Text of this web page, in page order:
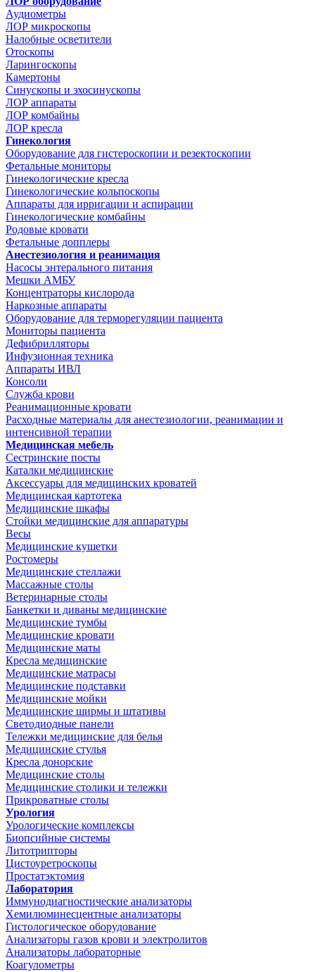
Аудиометры
ЛОР микроскопы
Налобные осветители
Отоскопы
Ларингоскопы
Камертоны
Синускопы и эхосинускопы
ЛОР аппараты
ЛОР комбайны
ЛОР кресла
Гинекология
Оборудование для гистероскопии и резектоскопии
Фетальные мониторы
Гинекологические кресла
Гинекологические кольпоскопы
Аппараты для ирригации и аспирации
Гинекологические комбайны
Родовые кровати
Фетальные допплеры
Анестезиология и реанимация
Насосы энтерального питания
Мешки АМБУ
Концентраторы кислорода
Наркозные аппараты
Оборудование для терморегуляции пациента
Мониторы пациента
Дефибрилляторы
Инфузионная техника
Аппараты ИВЛ
Консоли
Служба крови
Реанимационные кровати
Расходные материалы для анестезиологии, реанимации и
интенсивной терапии
Медицинская мебель
Сестринские посты
Каталки медицинские
Аксессуары для медицинских кроватей
Медицинская картотека
Медицинские шкафы
Стойки медицинские для аппаратуры
Весы
Медицинские кушетки
Ростомеры
Медицинские стеллажи
Массажные столы
Ветеринарные столы
Банкетки и диваны медицинские
Медицинские тумбы
Медицинские кровати
Медицинские маты
Кресла медицинские
Медицинские матрасы
Медицинские подставки
Медицинские мойки
Медицинские ширмы и штативы
Светодиодные панели
Тележки медицинские для белья
Медицинские стулья
Кресла донорские
Медицинские столы
Медицинские столики и тележки
Прикроватные столы
Урология
Урологические комплексы
Биопсийные системы
Литотрипторы
Цистоуретроскопы
Простатэктомия
Лаборатория
Иммунодиагностические анализаторы
Хемилюминесцентные анализаторы
Гистологическое оборудование
Анализаторы газов крови и электролитов
Анализаторы лабораторные
Коагулометры